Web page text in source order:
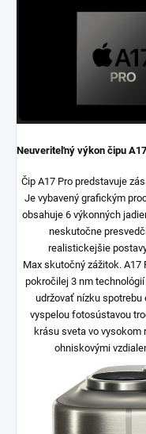
Neuveriteľný výkon čipu
Čip A17 Pro predstavuje
Je vybavený grafickým
obsahuje 6 výkonných
neskutočne
realistickejšie
Max skutočný zážitok. A17
pokročilej 3 nm
udržovať nízku spotrebu
vyspelou fotosústavou
krásu sveta vo
ohniskovými